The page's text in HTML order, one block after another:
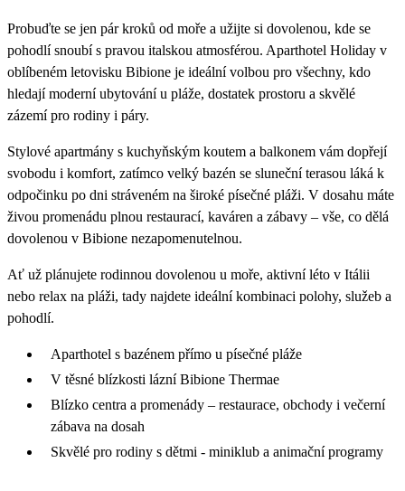
Probuďte se jen pár kroků od moře a užijte si dovolenou, kde se
pohodlí snoubí s pravou italskou atmosférou. Aparthotel Holiday v
oblíbeném letovisku Bibione je ideální volbou pro všechny, kdo
hledají moderní ubytování u pláže, dostatek prostoru a skvělé
zázemí pro rodiny i páry.
Stylové apartmány s kuchyňským koutem a balkonem vám dopřejí
svobodu i komfort, zatímco velký bazén se sluneční terasou láká k
odpočinku po dni stráveném na široké písečné pláži. V dosahu máte
živou promenádu plnou restaurací, kaváren a zábavy – vše, co dělá
dovolenou v Bibione nezapomenutelnou.
Ať už plánujete rodinnou dovolenou u moře, aktivní léto v Itálii
nebo relax na pláži, tady najdete ideální kombinaci polohy, služeb a
pohodlí.
Aparthotel s bazénem přímo u písečné pláže
V těsné blízkosti lázní Bibione Thermae
Blízko centra a promenády – restaurace, obchody i večerní
zábava na dosah
Skvělé pro rodiny s dětmi - miniklub a animační programy